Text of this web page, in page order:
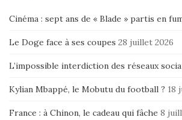
Cinéma : sept ans de « Blade » partis en
Le Doge face à ses coupes 28 juillet 2026
L’impossible interdiction des réseaux
Kylian Mbappé, le Mobutu du football ? 18
France : à Chinon, le cadeau qui fâche 8